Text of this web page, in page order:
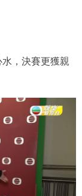
，決賽更獲親